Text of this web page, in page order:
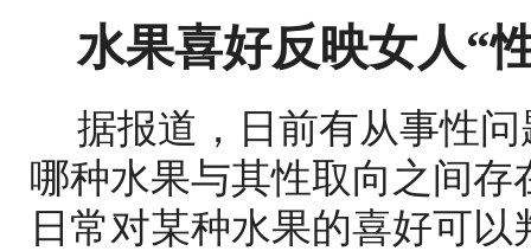
水果喜好反映女人“
据报道，日前有从事性
哪种水果与其性取向之间
日常对某种水果的喜好可